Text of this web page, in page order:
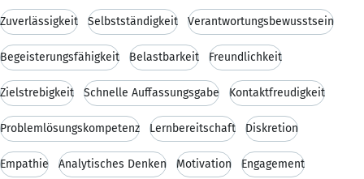
Zuverlässigkeit Selbstständigkeit Verantwortungsbewusstsein
Begeisterungsfähigkeit Belastbarkeit Freundlichkeit
Zielstrebigkeit Schnelle Auffassungsgabe Kontaktfreudigkeit
Problemlösungskompetenz Lernbereitschaft Diskretion
Empathie Analytisches Denken Motivation Engagement